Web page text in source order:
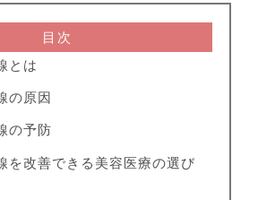
目次
とは
の原因
の予防
を改善できる美容医療の選び